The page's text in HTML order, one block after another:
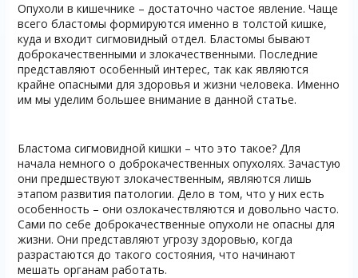
Опухоли в кишечнике – достаточно частое явление. Чаще
всего бластомы формируются именно в толстой кишке,
куда и входит сигмовидный отдел. Бластомы бывают
доброкачественными и злокачественными. Последние
представляют особенный интерес, так как являются
крайне опасными для здоровья и жизни человека. Именно
им мы уделим большее внимание в данной статье.
Бластома сигмовидной кишки – что это такое? Для
начала немного о доброкачественных опухолях. Зачастую
они предшествуют злокачественным, являются лишь
этапом развития патологии. Дело в том, что у них есть
особенность – они озлокачествляются и довольно часто.
Сами по себе доброкачественные опухоли не опасны для
жизни. Они представляют угрозу здоровью, когда
разрастаются до такого состояния, что начинают
мешать органам работать.